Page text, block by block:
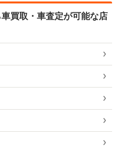
買取・車査定が可能な店